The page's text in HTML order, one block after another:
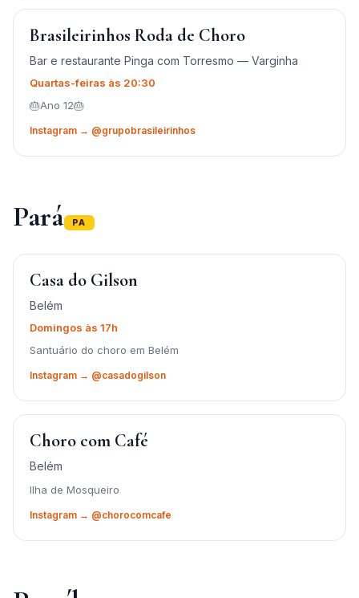
Brasileirinhos Roda de Choro
Bar e restaurante Pinga com Torresmo — Varginha
Quartas-feiras às 20:30
🎂Ano 12🎂
Instagram → @grupobrasileirinhos
Pará PA
Casa do Gilson
Belém
Domingos às 17h
Santuário do choro em Belém
Instagram → @casadogilson
Choro com Café
Belém
Ilha de Mosqueiro
Instagram → @chorocomcafe